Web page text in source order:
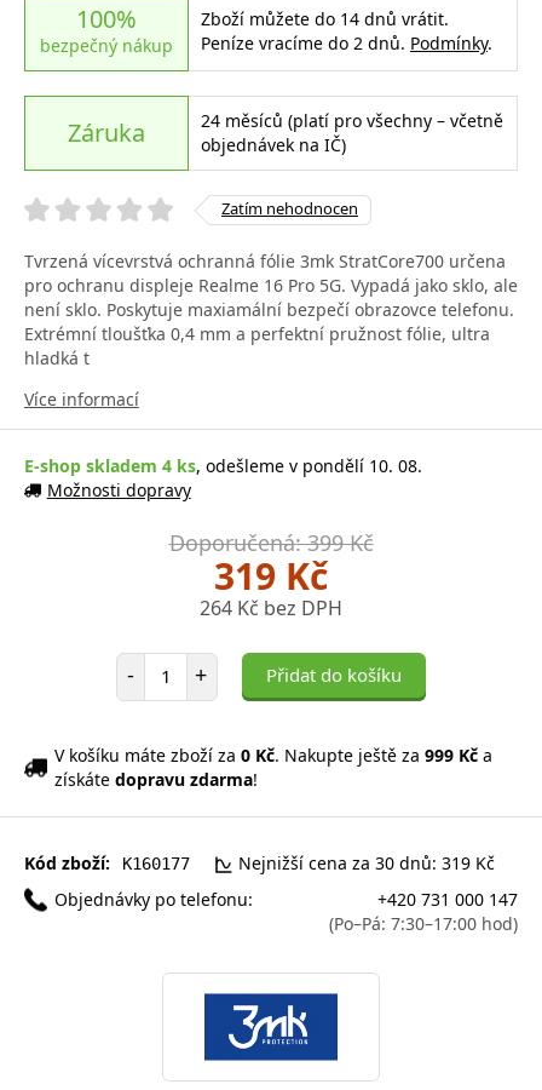
100%
bezpečný nákup
Zboží můžete do 14 dnů vrátit.
Peníze vracíme do 2 dnů. Podmínky.
Záruka
24 měsíců (platí pro všechny – včetně
objednávek na IČ)
Zatím nehodnocen
Tvrzená vícevrstvá ochranná fólie 3mk StratCore700 určena
pro ochranu displeje Realme 16 Pro 5G. Vypadá jako sklo, ale
není sklo. Poskytuje maxiamální bezpečí obrazovce telefonu.
Extrémní tloušťka 0,4 mm a perfektní pružnost fólie, ultra
hladká t
Více informací
E-shop skladem 4 ks, odešleme v pondělí 10. 08.
Možnosti dopravy
Doporučená: 399 Kč
319 Kč
264 Kč bez DPH
- Počet položek
+ Přidat do košíku
V košíku máte zboží za 0 Kč. Nakupte ještě za 999 Kč a
získáte dopravu zdarma!
Kód zboží: K160177
Nejnižší cena za 30 dnů: 319 Kč
Objednávky po telefonu:
+420 731 000 147
(Po–Pá: 7:30–17:00 hod)